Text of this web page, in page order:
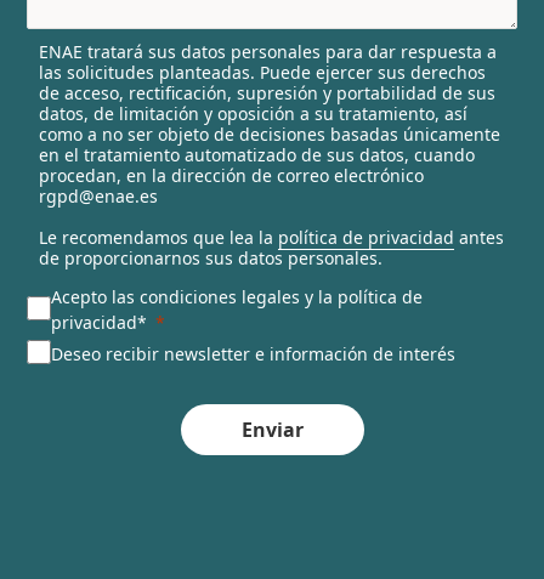
l
e
c
t
e
d
ENAE tratará sus datos personales para dar respuesta a
las solicitudes planteadas. Puede ejercer sus derechos
de acceso, rectificación, supresión y portabilidad de sus
datos, de limitación y oposición a su tratamiento, así
como a no ser objeto de decisiones basadas únicamente
en el tratamiento automatizado de sus datos, cuando
procedan, en la dirección de correo electrónico
rgpd@enae.es
Le recomendamos que lea la política de privacidad antes
de proporcionarnos sus datos personales.
Acepto las condiciones legales y la política de
privacidad*
Deseo recibir newsletter e información de interés
Enviar